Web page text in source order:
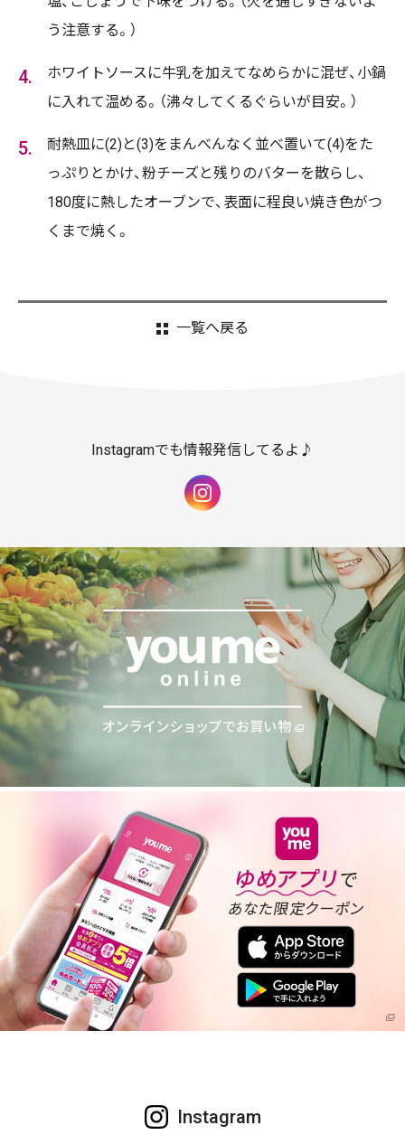
う注意する。）
ホワイトソースに牛乳を加えてなめらかに混ぜ、小鍋
に入れて温める。（沸々してくるぐらいが目安。）
耐熱皿に(2)と(3)をまんべんなく並べ置いて(4)をた
っぷりとかけ、粉チーズと残りのバターを散らし、
180度に熱したオーブンで、表面に程良い焼き色がつ
くまで焼く。
一覧へ戻る
Instagramでも情報発信してるよ♪
Instagram